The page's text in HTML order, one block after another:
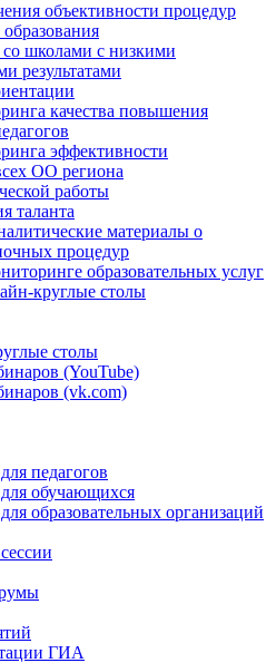
объективности процедур
школами с низкими
результатами
качества повышения
эффективности
ОО региона
работы
таланта
материалы о
процедур
образовательных услуг
круглые столы
столы
(YouTube)
(vk.com)
педагогов
обучающихся
образовательных организаций
ГИА